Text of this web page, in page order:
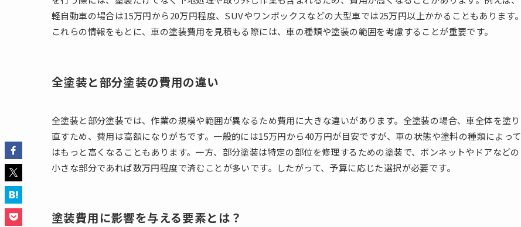
軽自動車の場合は15万円から20万円程度、SUVやワンボックスなどの大型車では25万円以上かかることもあります。
これらの情報をもとに、車の塗装費用を見積もる際には、車の種類や塗装の範囲を考慮することが重要です。
全塗装と部分塗装の費用の違い
全塗装と部分塗装では、作業の規模や範囲が異なるため費用に大きな違いがあります。全塗装の場合、車全体を塗り
直すため、費用は高額になりがちです。一般的には15万円から40万円が目安ですが、車の状態や塗料の種類によって
はもっと高くなることもあります。一方、部分塗装は特定の部位を修理するための塗装で、ボンネットやドアなどの
小さな部分であれば数万円程度で済むことが多いです。したがって、予算に応じた選択が必要です。
塗装費用に影響を与える要素とは？